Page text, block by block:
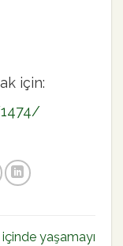
için:
içinde yaşamayı